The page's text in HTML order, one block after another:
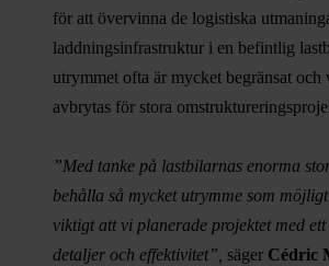
för att övervinna de logistiska
laddningsinfrastruktur i en befintlig
utrymmet ofta är mycket begränsat och
avbrytas för stora
”Med tanke på lastbilarnas enorma
behålla så mycket utrymme som
viktigt att vi planerade projektet med
detaljer och effektivitet”, säger Cédric